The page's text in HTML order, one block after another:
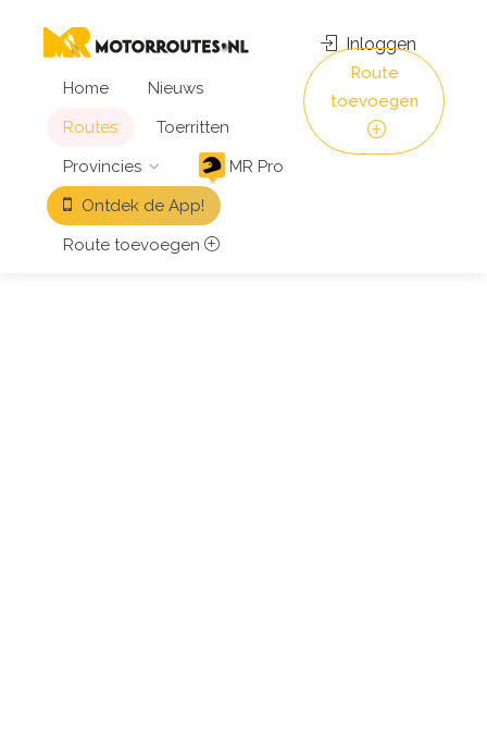
Home
Nieuws
Routes
Toerritten
Provincies
MR Pro
Ontdek de App!
Route toevoegen
Inloggen
Route
toevoegen